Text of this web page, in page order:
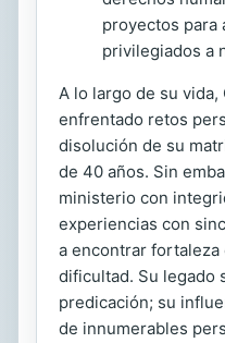
proyectos para
privilegiados a
A lo largo de su vida,
enfrentado retos
disolución de su
de 40 años. Sin
ministerio con
experiencias con
a encontrar fortaleza
dificultad. Su legado
predicación; su
de innumerables